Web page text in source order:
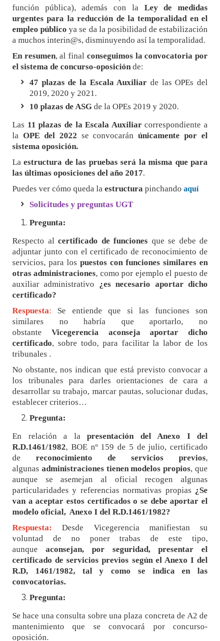
función pública), además con la Ley de
medidas
urgentes para la reducción de la temporalidad en el
empleo público ya se da la posibilidad de estabilización
a muchos interin@s, disminuyendo así la temporalidad.
En resumen, al final conseguimos la convocatoria por
el sistema de concurso-oposiciónde:
47 plazas de la Escala Auxiliar de las OPEs del
2019, 2020 y 2021.
10 plazas de ASG de la OPEs 2019 y 2020.
Las 11 plazas de la Escala Auxiliarcorrespondiente a
la OPE del 2022 se convocaránúnicamente por el
sistema oposición.
Laestructura de las pruebas será la misma que para
las últimas oposiciones del año 2017.
Puedes ver cómo queda la estructura pinchando aquí
Solicitudes y preguntas UGT
Pregunta:
Respecto al certificado de funciones que se debe de
adjuntar junto con el certificado de reconocimiento de
servicios, para los puestos con funciones similares en
otras administraciones, como por ejemplo el puesto de
auxiliar administrativo ¿es necesario aportar dicho
certificado?
Respuesta: Se entiende que si las funciones son
similares no habría que aportarlo, no
obstante Vicegerencia aconseja aportar dicho
certificado, sobre todo, para facilitar la labor de los
tribunales .
No obstante, nos indican que está previsto convocar a
los tribunales para darles orientaciones de cara a
desarrollar su trabajo, marcar pautas, solucionar dudas,
establecer criterios…
Pregunta:
En relación a lapresentación del Anexo I del
R.D.1461/1982, BOE nº 159 de 5 de julio, certificado
de reconocimiento de servicios previos,
algunas administraciones tienen modelos propios, que
aunque se asemejan al oficial recogen algunas
particularidades y referencias normativas propias ¿Se
van a aceptar estos certificados o se debe aportar el
modelo oficial, Anexo I del R.D.1461/1982?
Respuesta:
Desde Vicegerencia manifiestan su
voluntad de no poner trabas de este tipo,
aunque aconsejan, por seguridad, presentar el
certificado de servicios previos según el Anexo I del
R.D, 1461/1982, tal y como se indica en las
convocatorias.
Pregunta:
Se hace una consulta sobre una plaza concreta de A2 de
mantenimiento que se convocará por concurso-
oposición.